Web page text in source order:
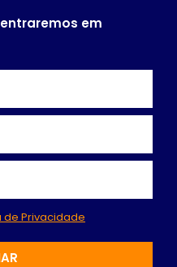
em
de Privacidade